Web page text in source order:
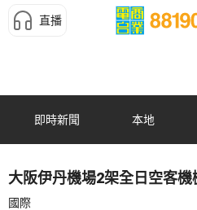
直播
即時新聞 本地
大阪伊丹機場2架全日空客
國際